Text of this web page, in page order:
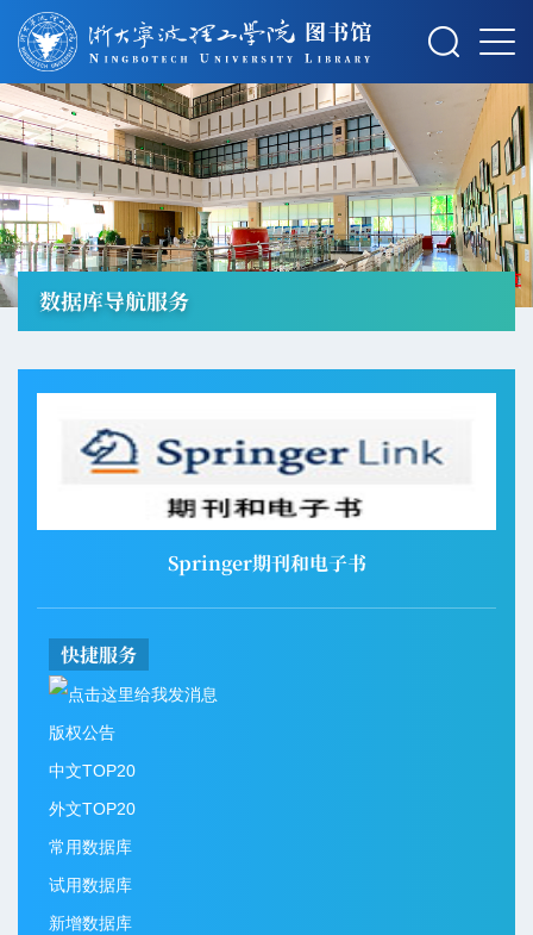
摄影：秋草
数据库导航服务
Springer期刊和电子书
快捷服务
版权公告
中文TOP20
外文TOP20
常用数据库
试用数据库
新增数据库